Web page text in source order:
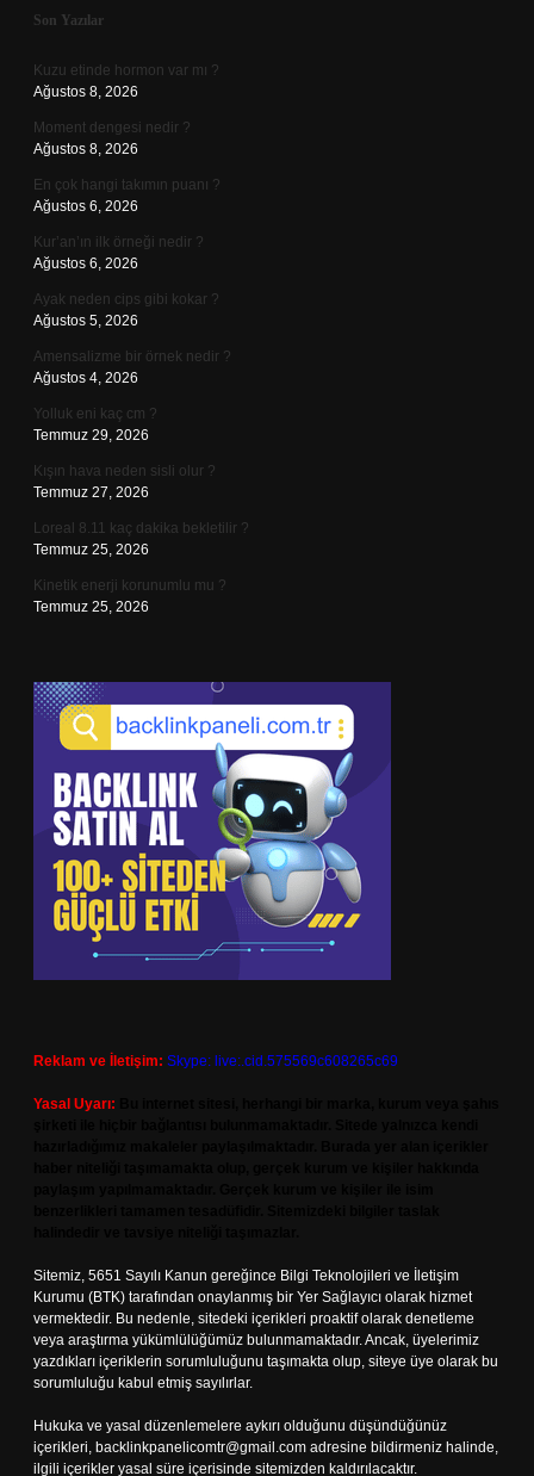
Sidebar
Son Yazılar
Kuzu etinde hormon var mı ?
Ağustos 8, 2026
Moment dengesi nedir ?
Ağustos 8, 2026
En çok hangi takımın puanı ?
Ağustos 6, 2026
Kur’an’ın ilk örneği nedir ?
Ağustos 6, 2026
Ayak neden cips gibi kokar ?
Ağustos 5, 2026
Amensalizme bir örnek nedir ?
Ağustos 4, 2026
Yolluk eni kaç cm ?
Temmuz 29, 2026
Kışın hava neden sisli olur ?
Temmuz 27, 2026
Loreal 8.11 kaç dakika bekletilir ?
Temmuz 25, 2026
Kinetik enerji korunumlu mu ?
Temmuz 25, 2026
Reklam ve İletişim: Skype: live:.cid.575569c608265c69
Yasal Uyarı:
Sitemiz, 5651 Sayılı Kanun gereğince Bilgi Teknolojileri ve İletişim
Kurumu (BTK) tarafından onaylanmış bir Yer Sağlayıcı olarak hizmet
vermektedir. Bu nedenle, sitedeki içerikleri proaktif olarak denetleme
veya araştırma yükümlülüğümüz bulunmamaktadır. Ancak, üyelerimiz
yazdıkları içeriklerin sorumluluğunu taşımakta olup, siteye üye olarak bu
sorumluluğu kabul etmiş sayılırlar.
Hukuka ve yasal düzenlemelere aykırı olduğunu düşündüğünüz
içerikleri, backlinkpanelicomtr@gmail.com adresine bildirmeniz halinde,
ilgili içerikler yasal süre içerisinde sitemizden kaldırılacaktır.